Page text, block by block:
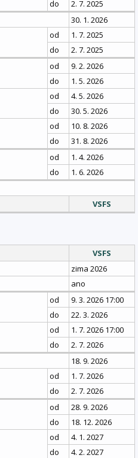
do
2. 7. 2025
30. 1. 2026
od
1. 7. 2025
do
2. 7. 2025
od
9. 2. 2026
do
1. 5. 2026
od
4. 5. 2026
do
30. 5. 2026
od
10. 8. 2026
do
31. 8. 2026
od
1. 4. 2026
do
1. 6. 2026
VSFS
VSFS
zima 2026
ano
od
9. 3. 2026 17:00
do
22. 3. 2026
od
1. 7. 2026 17:00
do
2. 7. 2026
18. 9. 2026
od
1. 7. 2026
do
2. 7. 2026
od
28. 9. 2026
do
18. 12. 2026
od
4. 1. 2027
do
4. 2. 2027